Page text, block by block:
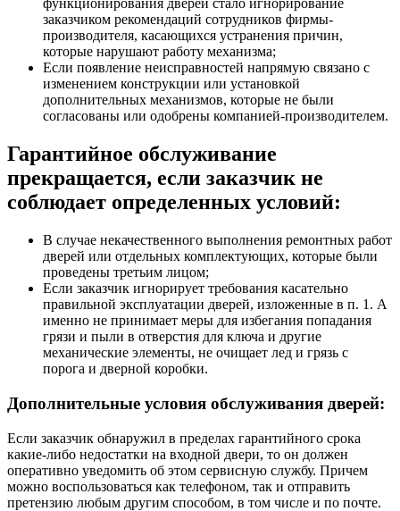
функционирования дверей стало игнорирование
заказчиком рекомендаций сотрудников фирмы-
производителя, касающихся устранения причин,
которые нарушают работу механизма;
Если появление неисправностей напрямую связано с
изменением конструкции или установкой
дополнительных механизмов, которые не были
согласованы или одобрены компанией-производителем.
Гарантийное обслуживание
прекращается, если заказчик не
соблюдает определенных условий:
В случае некачественного выполнения ремонтных работ
дверей или отдельных комплектующих, которые были
проведены третьим лицом;
Если заказчик игнорирует требования касательно
правильной эксплуатации дверей, изложенные в п. 1. А
именно не принимает меры для избегания попадания
грязи и пыли в отверстия для ключа и другие
механические элементы, не очищает лед и грязь с
порога и дверной коробки.
Дополнительные условия обслуживания дверей:
Если заказчик обнаружил в пределах гарантийного срока
какие-либо недостатки на входной двери, то он должен
оперативно уведомить об этом сервисную службу. Причем
можно воспользоваться как телефоном, так и отправить
претензию любым другим способом, в том числе и по почте.